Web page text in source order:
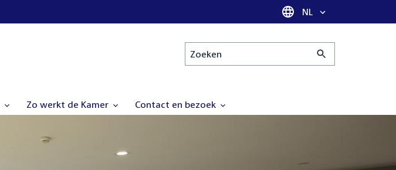
Taal selectie
NL
Zoeken
Zo werkt de Kamer Contact en bezoek